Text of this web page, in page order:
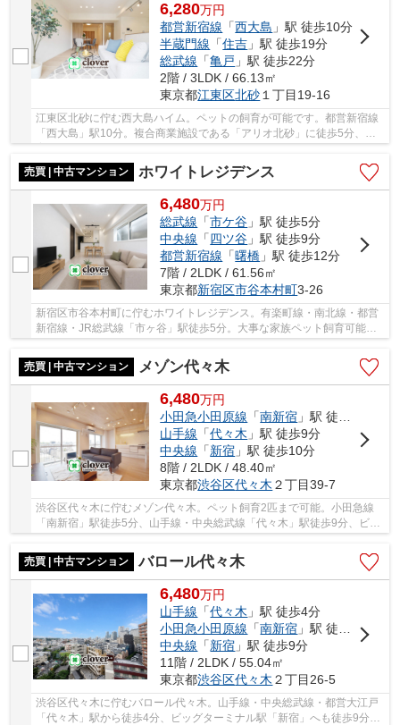
6,280万円
都営新宿線 「西大島 」駅 徒歩10分
半蔵門線 「住吉 」駅 徒歩19分
総武線 「亀戸 」駅 徒歩22分
2階 / 3LDK / 66.13㎡
東京都江東区北砂 １丁目19-16
江東区北砂に佇む西大島ハイム。ペットの飼育が可能です。都営新宿線
「西大島」駅10分。複合商業施設である「アリオ北砂」に徒歩5分、保
売買 | 中古マンション
ホワイトレジデンス
6,480万円
総武線 「市ケ谷 」駅 徒歩5分
中央線 「四ツ谷 」駅 徒歩9分
都営新宿線 「曙橋 」駅 徒歩12分
7階 / 2LDK / 61.56㎡
東京都新宿区市谷本村町3-26
新宿区市谷本村町に佇むホワイトレジデンス。有楽町線・南北線・都営
新宿線・JR総武線「市ヶ谷」駅徒歩5分。大事な家族ペット飼育可能。
売買 | 中古マンション
メゾン代々木
6,480万円
小田急小田原線 「南新宿 」駅 徒歩5分
山手線 「代々木 」駅 徒歩9分
中央線 「新宿 」駅 徒歩10分
8階 / 2LDK / 48.40㎡
東京都渋谷区代々木 ２丁目39-7
渋谷区代々木に佇むメゾン代々木。ペット飼育2匹まで可能。小田急線
「南新宿」駅徒歩5分、山手線・中央総武線「代々木」駅徒歩9分、ビッ
売買 | 中古マンション
バロール代々木
6,480万円
山手線 「代々木 」駅 徒歩4分
小田急小田原線 「南新宿 」駅 徒歩2分
中央線 「新宿 」駅 徒歩9分
11階 / 2LDK / 55.04㎡
東京都渋谷区代々木 ２丁目26-5
渋谷区代々木に佇むバロール代々木。山手線・中央総武線・都営大江戸
「代々木」駅から徒歩4分、ビッグターミナル駅「新宿」へも徒歩9分。